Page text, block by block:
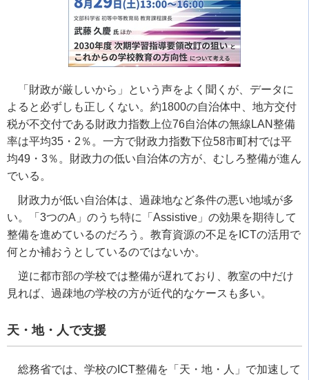
「財政が厳しいから」という声をよく聞くが、データに
よると必ずしも正しくない。約1800の自治体中、地方交付
税が不交付である財政力指数上位76自治体の無線LAN整備
率は平均35・2％。一方で財政力指数下位58市町村では平
均49・3％。財政力の低い自治体の方が、むしろ整備が進ん
でいる。
財政力が低い自治体は、過疎地など条件の悪い地域が多
い。「3つのA」のうち特に「Assistive」の効果を期待して
整備を進めているのだろう。教育資源の不足をICTの活用で
何とか補おうとしているのではないか。
逆に都市部の学校では整備が遅れており、教室の中だけ
見れば、過疎地の学校の方が近代的なケースも多い。
天・地・人で支援
総務省では、学校のICT整備を「天・地・人」で加速して